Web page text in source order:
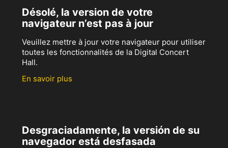
Désolé, la version de votre
navigateur n’est pas à jour
Veuillez mettre à jour votre navigateur pour utiliser
toutes les fonctionnalités de la Digital Concert
Hall.
En savoir plus
Desgraciadamente, la versión de su
navegador está desfasada